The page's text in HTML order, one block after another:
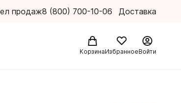
продаж8 (800) 700-10-06 Доставка
КорзинаИзбранноеВойти